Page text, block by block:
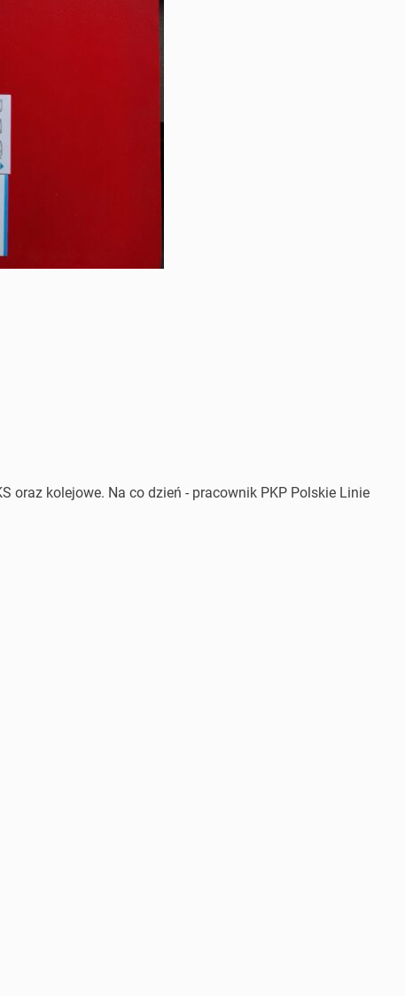
oraz kolejowe. Na co dzień - pracownik PKP Polskie Linie